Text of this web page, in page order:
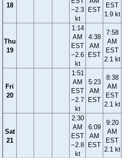
18
−2.3
kt
EST
EST
1.9 kt
Thu
19
1:14
AM
EST
−2.6
kt
4:38
AM
EST
7:58
AM
EST
2.1 kt
Fri
20
1:51
AM
EST
−2.7
kt
5:23
AM
EST
8:38
AM
EST
2.1 kt
Sat
21
2:30
AM
EST
−2.8
kt
6:09
AM
EST
9:20
AM
EST
2.1 kt